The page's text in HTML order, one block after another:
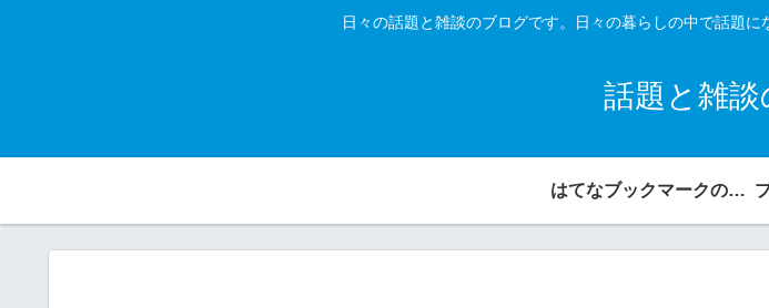
日々の話題と雑談のブログです。日々の暮らしの中で話題
話題と雑
はてなブックマークのタグの入力を簡単にするスクリプト